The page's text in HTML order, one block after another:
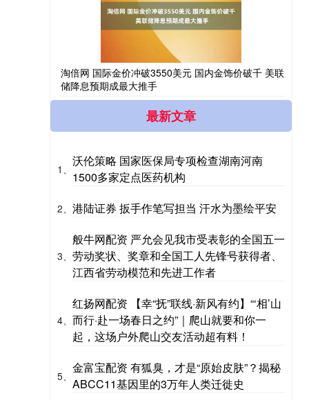
淘倍网 国际金价冲破3550美元 国内金饰价破千 美联
储降息预期成最大推手
最新文章
1、
沃伦策略 国家医保局专项检查湖南河南
1500多家定点医药机构
2、 港陆证券 扳手作笔写担当 汗水为墨绘平安
3、
般牛网配资 严允会见我市受表彰的全国五一
劳动奖状、奖章和全国工人先锋号获得者、
江西省劳动模范和先进工作者
4、
红扬网配资 【幸“抚”联线·新风有约】“‘相’山
而行·赴一场春日之约”｜爬山就要和你一
起，这场户外爬山交友活动超有料！
5、
金富宝配资 有狐臭，才是“原始皮肤”？揭秘
ABCC11基因里的3万年人类迁徙史